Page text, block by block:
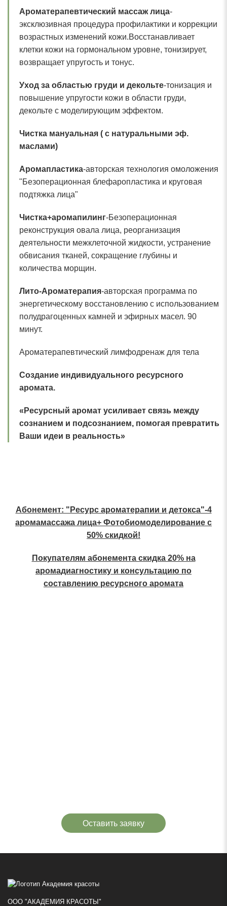
Ароматерапевтический массаж лица-
эксклюзивная процедура профилактики и коррекции
возрастных изменений кожи.Восстанавливает
клетки кожи на гормональном уровне, тонизирует,
возвращает упругость и тонус.
Уход за областью груди и декольте-тонизация и
повышение упругости кожи в области груди,
декольте с моделирующим эффектом.
Чистка мануальная ( с натуральными эф.
маслами)
Аромапластика-авторская технология омоложения
"Безоперационная блефаропластика и круговая
подтяжка лица"
Чистка+аромапилинг-Безоперационная
реконструкция овала лица, реорганизация
деятельности межклеточной жидкости, устранение
обвисания тканей, сокращение глубины и
количества морщин.
Лито-Ароматерапия-авторская программа по
энергетическому восстановлению с использованием
полудрагоценных камней и эфирных масел. 90
минут.
Ароматерапевтический лимфодренаж для тела
Создание индивидуального ресурсного
аромата.
«Ресурсный аромат усиливает связь между
сознанием и подсознанием, помогая превратить
Ваши идеи в реальность»
Абонемент: "Ресурс ароматерапии и детокса"-4
аромамассажа лица+ Фотобиомоделирование с
50% скидкой!
Покупателям абонемента скидка 20% на
аромадиагностику и консультацию по
составлению ресурсного аромата
Оставить заявку
ООО "АКАДЕМИЯ КРАСОТЫ"